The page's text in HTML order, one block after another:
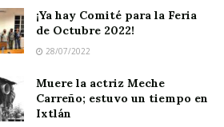
los diversos cuerpos
como Tránsito del
¡Ya hay Comité para la Feria
de Octubre 2022!
28/07/2022
Muere la actriz Meche
Carreño; estuvo un tiempo en
Ixtlán